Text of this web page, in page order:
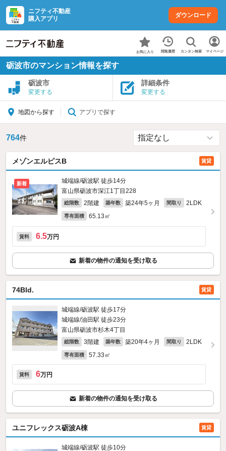
ニフティ不動産
購入アプリ
ダウンロード
お気に入り 閲覧履歴 カンタン検索 マイページ
砺波市のマンション情報を探す
砺波市
変更する
詳細条件
変更する
地図から探す アプリで探す
764件
メゾンエルピスB 賃貸
新着
城端線/砺波駅 徒歩14分
富山県砺波市深江1丁目228
総階数 2階建 築年数 築24年5ヶ月 間取り 2LDK
専有面積 65.13㎡
賃料 6.5万円
新着の物件の通知を受け取る
74Bld. 賃貸
城端線/砺波駅 徒歩17分
城端線/油田駅 徒歩23分
富山県砺波市杉木4丁目
総階数 3階建 築年数 築20年4ヶ月 間取り 2LDK
専有面積 57.33㎡
賃料 6万円
新着の物件の通知を受け取る
ユニフレックス砺波A棟 賃貸
城端線/砺波駅 徒歩10分